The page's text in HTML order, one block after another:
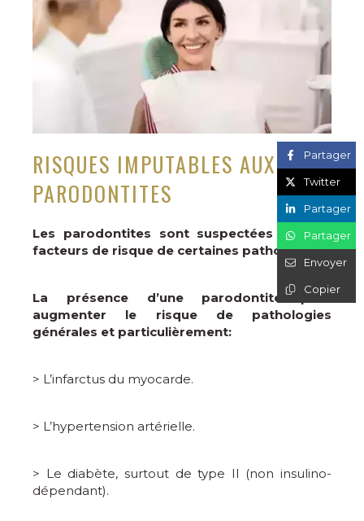
RISQUES IMPUTABLES AUX
PARODONTITES
Les parodontites sont suspectées comme
facteurs de risque de certaines pathologies.
La présence d’une parodontite peut
augmenter le risque de pathologies
générales et particulièrement:
> L’infarctus du myocarde.
> L’hypertension artérielle.
> Le diabète, surtout de type II (non insulino-
dépendant).
Partager
Twitter
Partager
Partager
Envoyer
Copier